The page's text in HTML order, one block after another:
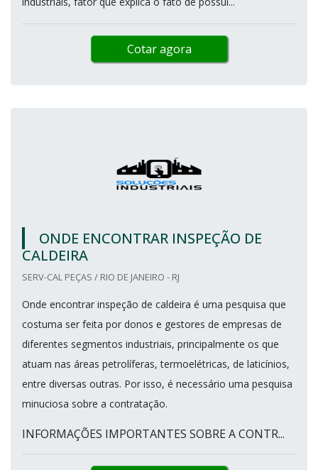
Cotar agora
ONDE ENCONTRAR INSPEÇÃO DE
CALDEIRA
SERV-CAL PEÇAS / RIO DE JANEIRO - RJ
Onde encontrar inspeção de caldeira é uma pesquisa que
costuma ser feita por donos e gestores de empresas de
diferentes segmentos industriais, principalmente os que
atuam nas áreas petrolíferas, termoelétricas, de laticínios,
entre diversas outras. Por isso, é necessário uma pesquisa
minuciosa sobre a contratação.
INFORMAÇÕES IMPORTANTES SOBRE A CONTR...